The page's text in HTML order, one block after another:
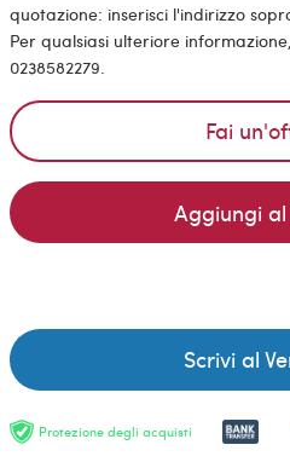
quotazione: inserisci l'indirizzo
Per qualsiasi ulteriore
0238582279.
Fai
Aggiungi
Scrivi al
Protezione degli acquisti